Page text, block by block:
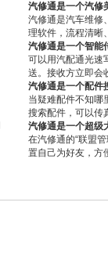
汽修通是一个汽修
汽修通是汽车维修
理软件，流程清晰
汽修通是一个智能
可以用汽配通光速
送。接收方立即会
汽修通是一个配件
当疑难配件不知哪
搜索配件，可以传
汽修通是一个超级
在汽修通的“联盟
置自己为好友，方